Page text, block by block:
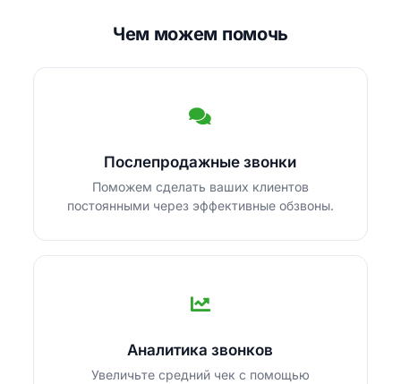
Чем можем помочь
Послепродажные звонки
Поможем сделать ваших клиентов
постоянными через эффективные обзвоны.
Аналитика звонков
Увеличьте средний чек с помощью